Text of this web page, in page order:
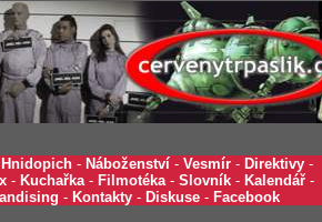
Hnidopich - Náboženství - Vesmír - Direktivy -
- Kuchařka- Filmotéka- Slovník - Kalendář -
- Kontakty - Diskuse - Facebook